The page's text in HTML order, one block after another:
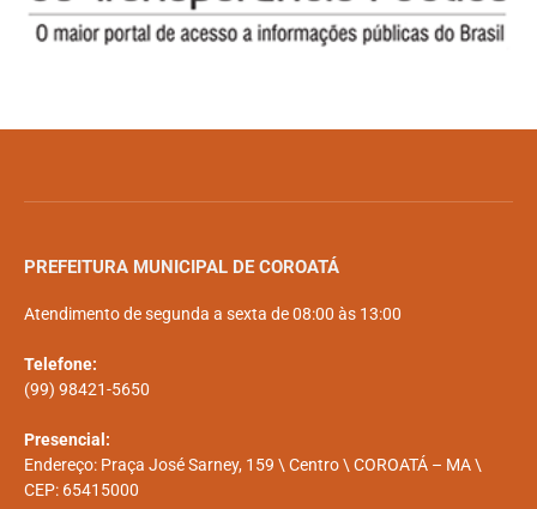
PREFEITURA MUNICIPAL DE COROATÁ
Atendimento de segunda a sexta de 08:00 às 13:00
Telefone:
(99) 98421-5650
Presencial:
Endereço: Praça José Sarney, 159 \ Centro \ COROATÁ – MA \
CEP: 65415000